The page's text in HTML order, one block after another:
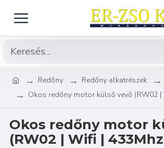
Redőny Redőny alkatrészek
Okos redőny motor külső vevő (RW02 |
Okos redőny motor
(RW02 | Wifi |